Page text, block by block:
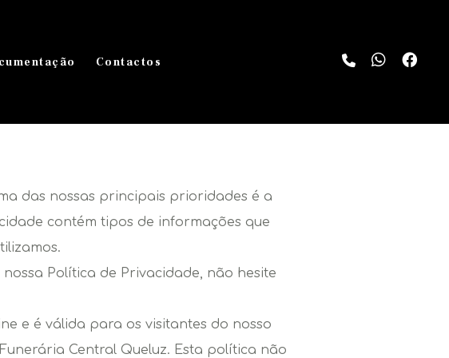
Contactos
das nossas principais prioridades é a
contém tipos de informações que
Política de Privacidade, não hesite
e é válida para os visitantes do nosso
Central Queluz. Esta política não